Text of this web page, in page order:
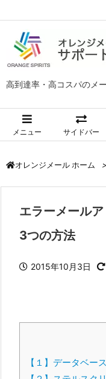
高到達率・高コスパのメ
メニュー サイドバー
オレンジメール ホーム >
エラーメール
3つの方法
2015年10月3日
【１】データベー